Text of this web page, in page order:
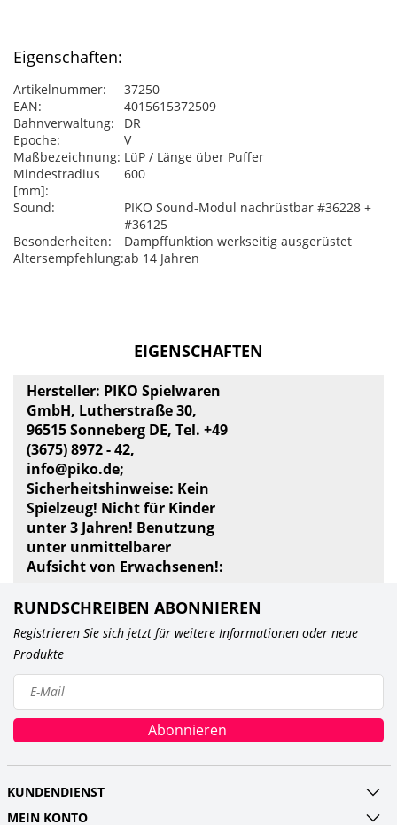
Eigenschaften:
Artikelnummer:
37250
EAN:
4015615372509
Bahnverwaltung:
DR
Epoche:
V
Maßbezeichnung: LüP / Länge über Puffer
Mindestradius
[mm]:
600
Sound:
PIKO Sound-Modul nachrüstbar #36228 +
#36125
Besonderheiten:
Dampffunktion werkseitig ausgerüstet
Altersempfehlung:ab 14 Jahren
EIGENSCHAFTEN
Hersteller: PIKO Spielwaren
GmbH, Lutherstraße 30,
96515 Sonneberg DE, Tel. +49
(3675) 8972 - 42,
info@piko.de;
Sicherheitshinweise: Kein
Spielzeug! Nicht für Kinder
unter 3 Jahren! Benutzung
unter unmittelbarer
Aufsicht von Erwachsenen!:
RUNDSCHREIBEN ABONNIEREN
Registrieren Sie sich jetzt für weitere Informationen oder neue
Produkte
Abonnieren
KUNDENDIENST
MEIN KONTO